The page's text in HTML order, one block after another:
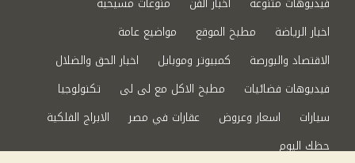
اخبار الرياضة
مطبخ الموقع
مواضيع عامة
الاقتصاد والبورصة
كمبيوتر وموبايل
اخبار الحق والضلال
فيديوهات فضائيات
مطبخ الاكل مع لى لى
تكنولوجيا
سيارات
اسعار وعروض عقارات في مصر
الابراج الفلكية
حظك اليوم